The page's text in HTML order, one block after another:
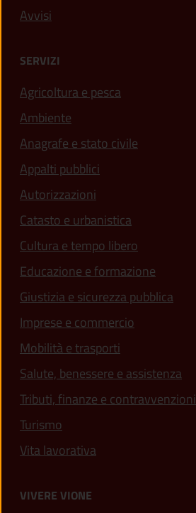
Avvisi
SERVIZI
Agricoltura e pesca
Ambiente
Anagrafe e stato civile
Appalti pubblici
Autorizzazioni
Catasto e urbanistica
Cultura e tempo libero
Educazione e formazione
Giustizia e sicurezza pubblica
Imprese e commercio
Mobilità e trasporti
Salute, benessere e assistenza
Tributi, finanze e contravvenzioni
Turismo
Vita lavorativa
VIVERE VIONE